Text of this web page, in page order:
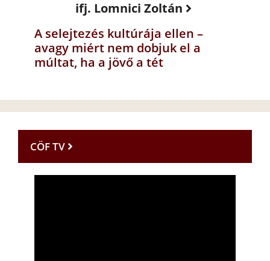
ifj. Lomnici Zoltán
A selejtezés kultúrája ellen –
avagy miért nem dobjuk el a
múltat, ha a jövő a tét
CÖF TV